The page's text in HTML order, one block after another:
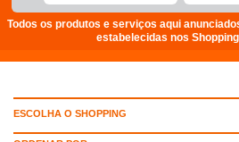
Todos os produtos e serviços aqui
estabelecidas nos
ESCOLHA O SHOPPING